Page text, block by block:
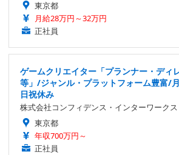
東京都
月給28万円～32万円
正社員
ゲームクリエイター「プランナー・ディ
等」/ジャンル・プラットフォーム豊富/
日祝休み
株式会社コンフィデンス・インターワークス
東京都
年収700万円～
正社員